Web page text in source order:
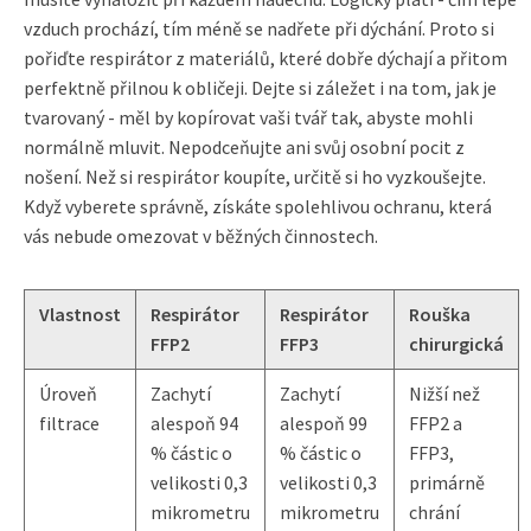
vzduch prochází, tím méně se nadřete při dýchání. Proto si
pořiďte respirátor z materiálů, které dobře dýchají a přitom
perfektně přilnou k obličeji. Dejte si záležet i na tom, jak je
tvarovaný - měl by kopírovat vaši tvář tak, abyste mohli
normálně mluvit. Nepodceňujte ani svůj osobní pocit z
nošení. Než si respirátor koupíte, určitě si ho vyzkoušejte.
Když vyberete správně, získáte spolehlivou ochranu, která
vás nebude omezovat v běžných činnostech.
Vlastnost
Respirátor
FFP2
Respirátor
FFP3
Rouška
chirurgická
Úroveň
filtrace
Zachytí
alespoň 94
% částic o
velikosti 0,3
mikrometru
Zachytí
alespoň 99
% částic o
velikosti 0,3
mikrometru
Nižší než
FFP2 a
FFP3,
primárně
chrání